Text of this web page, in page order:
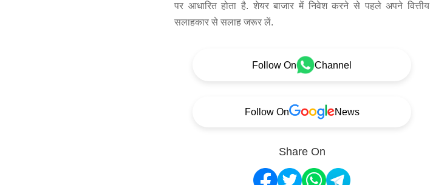
पर आधारित होता है. शेयर बाजार में निवेश करने से पहले अपने वित्तीय
सलाहकार से सलाह जरूर लें.
Follow On Channel
Follow On News
Share On